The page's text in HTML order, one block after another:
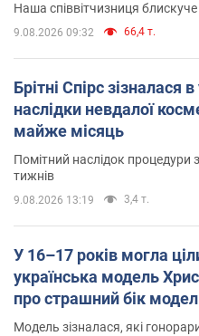
Наша співвітчизниця
9.08.2026 09:32 66,4 т.
Брітні Спірс зізналася
наслідки невдалої
майже місяць
Помітний наслідок процедури
тижнів
9.08.2026 13:19 3,4 т.
У 16–17 років могла
українська модель
про страшний бік
Модель зізналася, які